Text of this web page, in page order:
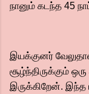
நானும் கடந்த 45
இயக்குனர்
சூழ்ந்திருக்கும்
இருக்கிறேன். இந்த